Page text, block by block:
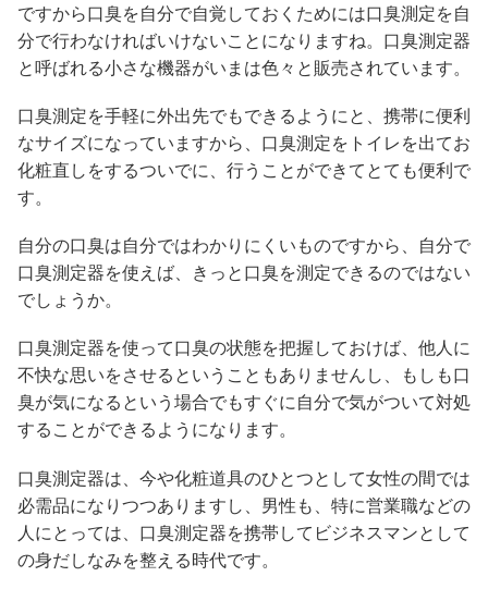
ですから口臭を自分で自覚しておくためには口臭測定を自
分で行わなければいけないことになりますね。口臭測定器
と呼ばれる小さな機器がいまは色々と販売されています。
口臭測定を手軽に外出先でもできるようにと、携帯に便利
なサイズになっていますから、口臭測定をトイレを出てお
化粧直しをするついでに、行うことができてとても便利で
す。
自分の口臭は自分ではわかりにくいものですから、自分で
口臭測定器を使えば、きっと口臭を測定できるのではない
でしょうか。
口臭測定器を使って口臭の状態を把握しておけば、他人に
不快な思いをさせるということもありませんし、もしも口
臭が気になるという場合でもすぐに自分で気がついて対処
することができるようになります。
口臭測定器は、今や化粧道具のひとつとして女性の間では
必需品になりつつありますし、男性も、特に営業職などの
人にとっては、口臭測定器を携帯してビジネスマンとして
の身だしなみを整える時代です。